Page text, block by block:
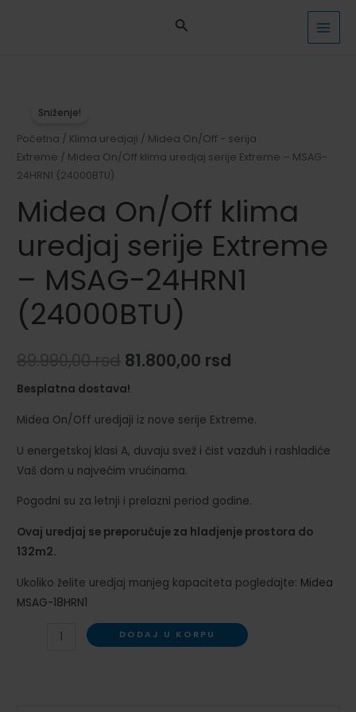
Sniženje!
Početna / Klima uredjaji / Midea On/Off - serija
Extreme / Midea On/Off klima uredjaj serije Extreme – MSAG-
24HRN1 (24000BTU)
Midea On/Off klima
uredjaj serije Extreme
– MSAG-24HRN1
(24000BTU)
Originalna
cena
je
bila:
89.990,00 rsd.
81.800,00 rsd
je:
81.800,00 rsd.
Besplatna dostava!
Midea On/Off uredjaji iz nove serije Extreme.
U energetskoj klasi A, duvaju svež i čist vazduh i rashladiće
Vaš dom u najvećim vrućinama.
Pogodni su za letnji i prelazni period godine.
Ovaj uredjaj se preporučuje za hladjenje prostora do
132m2.
Ukoliko želite uredjaj manjeg kapaciteta pogledajte: Midea
MSAG-18HRN1
DODAJ U KORPU